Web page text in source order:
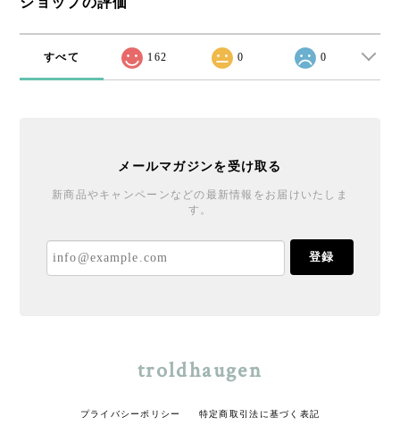
すべて 162 0 0
メールマガジンを受け取る
新商品やキャンペーンなどの最新情報をお届けいたしま
す。
登録
troldhaugen
プライバシーポリシー 特定商取引法に基づく表記